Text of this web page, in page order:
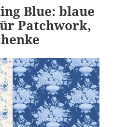
Blue: blaue
Patchwork,